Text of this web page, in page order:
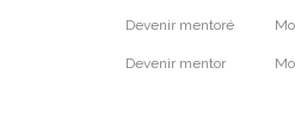
Devenir mentoré
Devenir mentor